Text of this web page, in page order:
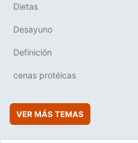
Dietas
Desayuno
Definición
cenas protéicas
VER MÁS TEMAS